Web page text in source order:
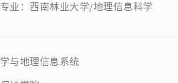
业：西南林业大学/地理信息科学
与地理信息系统